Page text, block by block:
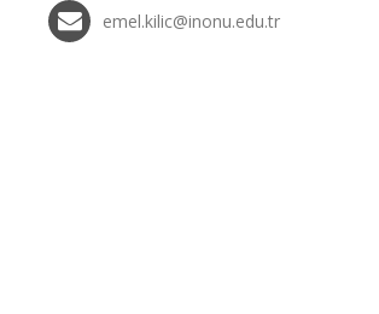
emel.kilic@inonu.edu.tr